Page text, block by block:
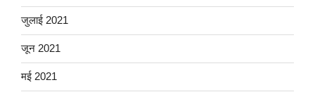
जुलाई 2021
जून 2021
मई 2021